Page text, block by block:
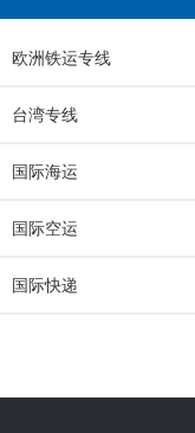
欧洲铁运专线
台湾专线
国际海运
国际空运
国际快递